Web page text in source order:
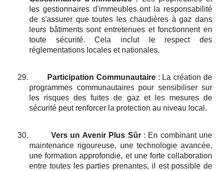
les gestionnaires d'immeubles ont la responsabilité
de s'assurer que toutes les chaudières à gaz dans
leurs bâtiments sont entretenues et fonctionnent en
toute sécurité. Cela inclut le respect des
réglementations locales et nationales.
29. Participation Communautaire: La création de
programmes communautaires pour sensibiliser sur
les risques des fuites de gaz et les mesures de
sécurité peut renforcer la protection au niveau local.
30. Vers un Avenir Plus Sûr: En combinant une
maintenance rigoureuse, une technologie avancée,
une formation approfondie, et une forte collaboration
entre toutes les parties prenantes, il est possible de